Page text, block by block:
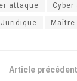
attaque
Juridique Maître
Article précédent